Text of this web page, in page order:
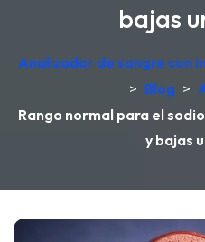
bajas
Analizador de sangre
> Blog >
Rango normal para el
y bajas